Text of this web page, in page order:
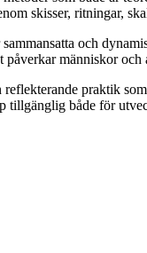
skisser, ritningar,
och
människor
praktik
tillgänglig både för